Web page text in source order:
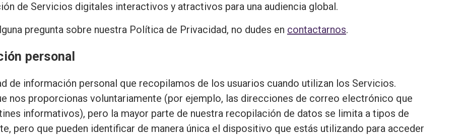
de Servicios digitales interactivos y atractivos para una audiencia global.
pregunta sobre nuestra Política de Privacidad, no dudes en contactarnos.
personal
de información personal que recopilamos de los usuarios cuando utilizan los Servicios.
nos proporcionas voluntariamente (por ejemplo, las direcciones de correo electrónico que
informativos), pero la mayor parte de nuestra recopilación de datos se limita a tipos de
pero que pueden identificar de manera única el dispositivo que estás utilizando para acceder